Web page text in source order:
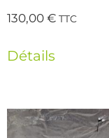
130,00€ TTC
Détails